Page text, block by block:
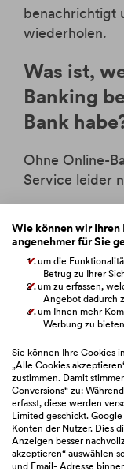
benachrichtigt
wiederholen.
Was ist,
Banking
Bank
Ohne Online-
Service leider
War
Wie können wir Ihren
angenehmer für Sie
um die
Betrug zu Ihrer
um zu erfassen,
Angebot dadurch
um Ihnen mehr
Werbung zu bieten
Sie können Ihre Cookies
„Alle Cookies
zustimmen. Damit
Conversions“ zu:
erfasst, diese werden
Limited geschickt.
Konten der Nutzer. Dies
Anzeigen besser
akzeptieren“ auswählen
und Email- Adresse